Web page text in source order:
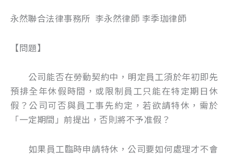
永然聯合法律事務所 李永然律師 李季珈律師
【問題】
公司能否在勞動契約中，明定員工須於年初即先
預排全年休假時間，或限制員工只能在特定期日休
假？公司可否與員工事先約定，若欲請特休，需於
「一定期間」前提出，否則將不予准假？
如果員工臨時申請特休，公司要如何處理才不會